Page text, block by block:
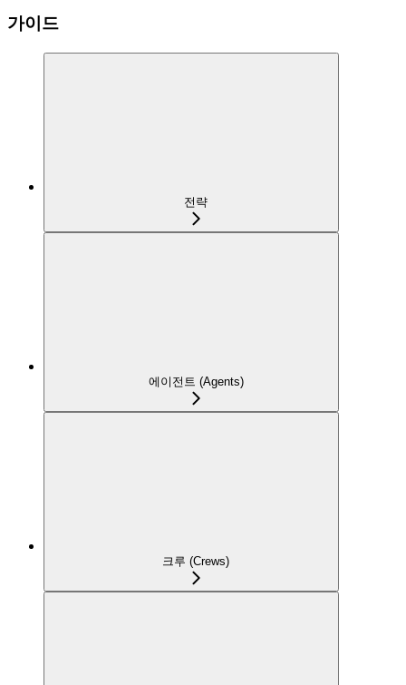
가이드
전략
에이전트 (Agents)
크루 (Crews)